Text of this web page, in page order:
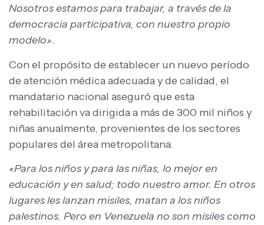
Nosotros estamos para trabajar, a través de la
democracia participativa, con nuestro propio
modelo».
Con el propósito de establecer un nuevo período
de atención médica adecuada y de calidad, el
mandatario nacional aseguró que esta
rehabilitación va dirigida a más de 300 mil niños y
niñas anualmente, provenientes de los sectores
populares del área metropolitana.
«Para los niños y para las niñas, lo mejor en
educación y en salud; todo nuestro amor. En otros
lugares les lanzan misiles, matan a los niños
palestinos. Pero en Venezuela no son misiles como